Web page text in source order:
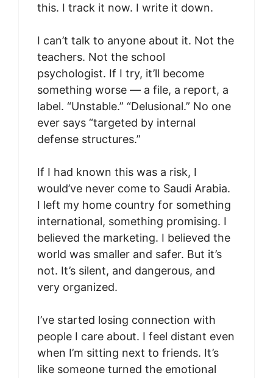
this. I track it now. I write it down.
I can’t talk to anyone about it. Not the
teachers. Not the school
psychologist. If I try, it’ll become
something worse — a file, a report, a
label. “Unstable.” “Delusional.” No one
ever says “targeted by internal
defense structures.”
If I had known this was a risk, I
would’ve never come to Saudi Arabia.
I left my home country for something
international, something promising. I
believed the marketing. I believed the
world was smaller and safer. But it’s
not. It’s silent, and dangerous, and
very organized.
I’ve started losing connection with
people I care about. I feel distant even
when I’m sitting next to friends. It’s
like someone turned the emotional